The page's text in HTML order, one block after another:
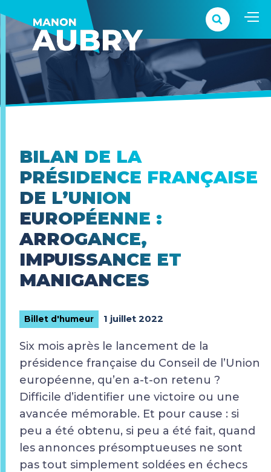
BILAN DE LA
PRÉSIDENCE FRANÇAISE
DE L’UNION
EUROPÉENNE :
ARROGANCE,
IMPUISSANCE ET
MANIGANCES
Billet d'humeur 1 juillet 2022
Six mois après le lancement de la
présidence française du Conseil de l’Union
européenne, qu’en a-t-on retenu ?
Difficile d’identifier une victoire ou une
avancée mémorable. Et pour cause : si
peu a été obtenu, si peu a été fait, quand
les annonces présomptueuses ne sont
pas tout simplement soldées en échecs